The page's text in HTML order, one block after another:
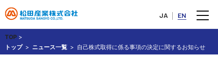
TOP >
トップ
ニュース一覧 自己株式取得に係る事項の決定に関するお知らせ
JA EN